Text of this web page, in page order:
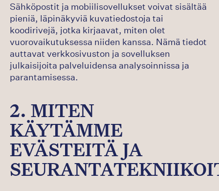
Sähköpostit ja mobiilisovellukset voivat sisältää
pieniä, läpinäkyviä kuvatiedostoja tai
koodirivejä, jotka kirjaavat, miten olet
vuorovaikutuksessa niiden kanssa. Nämä tiedot
auttavat verkkosivuston ja sovelluksen
julkaisijoita palveluidensa analysoinnissa ja
parantamisessa.
2. MITEN
KÄYTÄMME
EVÄSTEITÄ JA